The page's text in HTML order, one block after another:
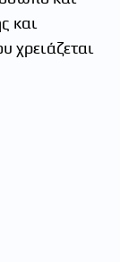
και
χρειάζεται